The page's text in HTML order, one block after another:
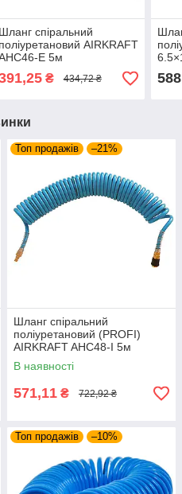
Шланг спіральний
поліуретановий AIRKRAFT
E 5м
₴ 434,72 ₴
Топ продажів –21%
Шланг спіральний
поліуретановий (PROFI)
AIRKRAFT AHC48-I 5м
В наявності
571,11 ₴ 722,92 ₴
Топ продажів –10%